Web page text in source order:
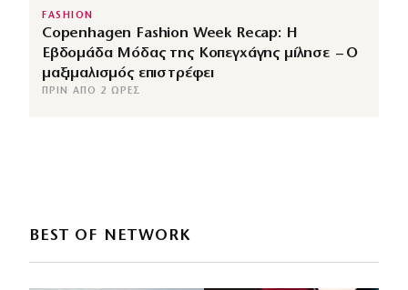
FASHION
Copenhagen Fashion Week Recap: Η
Εβδομάδα Μόδας της Κοπεγχάγης μίλησε – Ο
μαξιμαλισμός επιστρέφει
ΠΡΙΝ ΑΠΌ 2 ΏΡΕΣ
BEST OF NETWORK